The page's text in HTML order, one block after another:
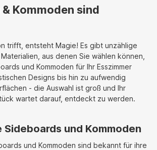
Kommoden sind
trifft, entsteht Magie! Es gibt unzählige
aus denen Sie wählen können,
und Kommoden für Ihr Esszimmer
Designs bis hin zu aufwendig
- die Auswahl ist groß und Ihr
wartet darauf, entdeckt zu werden.
und Kommoden
und Kommoden sind bekannt für ihre